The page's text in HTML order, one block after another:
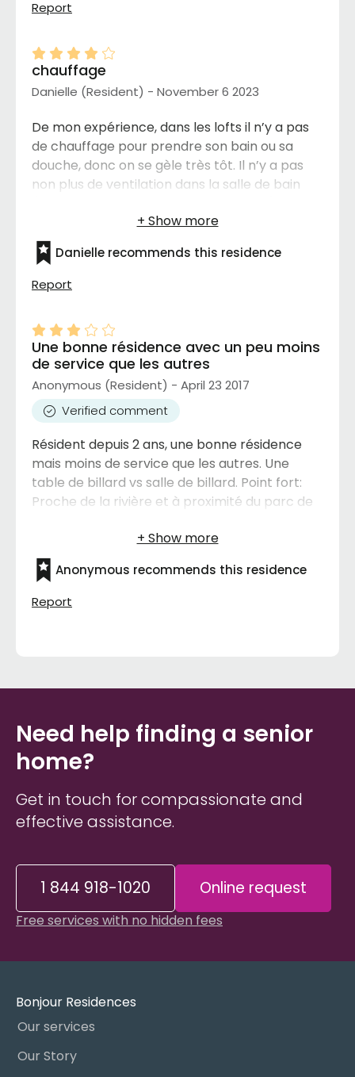
dans cette résidence merci bonne journée
Report
chauffage
Danielle (Resident) - November 6 2023
De mon expérience, dans les lofts il n’y a pas
de chauffage pour prendre son bain ou sa
douche, donc on se gèle très tôt. Il n’y a pas
non plus de ventilation dans la salle de bain
Danielle recommends this residence
Report
Une bonne résidence avec un peu moins
de service que les autres
Anonymous (Resident) - April 23 2017
Verified comment
Résident depuis 2 ans, une bonne résidence
mais moins de service que les autres. Une
table de billard vs salle de billard. Point fort:
Proche de la rivière et à proximité du parc de
au parc. Je paye moins cher que dans les
autres résidences. Les autres résidences
autour ont plus de services. Nous avons un
médecin une fois semaine. Point à améliorer: il
Anonymous recommends this residence
Report
Need help finding a senior
home?
Get in touch for compassionate and
effective assistance.
1 844 918-1020 Online request
Free services with no hidden fees
Bonjour Residences
Our services
Our Story